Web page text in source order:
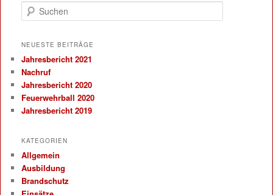
Suchen
NEUESTE BEITRÄGE
Jahresbericht 2021
Nachruf
Jahresbericht 2020
Feuerwehrball 2020
Jahresbericht 2019
KATEGORIEN
Allgemein
Ausbildung
Brandschutz